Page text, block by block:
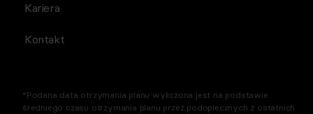
Kariera
Kontakt
*Podana data otrzymania planu wyliczona jest na podstawie
średniego czasu otrzymania planu przez podopiecznych z ostatnich